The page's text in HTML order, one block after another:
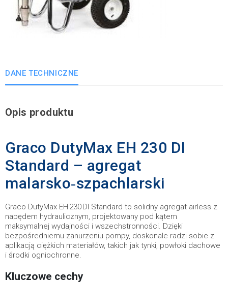
DANE TECHNICZNE
Opis produktu
Graco DutyMax EH 230 DI
Standard – agregat
malarsko‑szpachlarski
Graco DutyMax EH 230 DI Standard to solidny agregat airless z
napędem hydraulicznym, projektowany pod kątem
maksymalnej wydajności i wszechstronności. Dzięki
bezpośredniemu zanurzeniu pompy, doskonale radzi sobie z
aplikacją ciężkich materiałów, takich jak tynki, powłoki dachowe
i środki ogniochronne.
Kluczowe cechy